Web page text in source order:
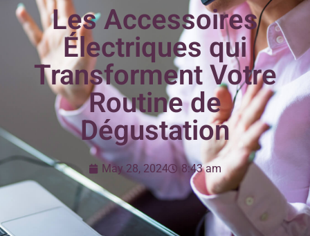
Les Accessoires
Électriques qui
Transforment Votre
Routine de
Dégustation
May 28, 2024 8:43 am